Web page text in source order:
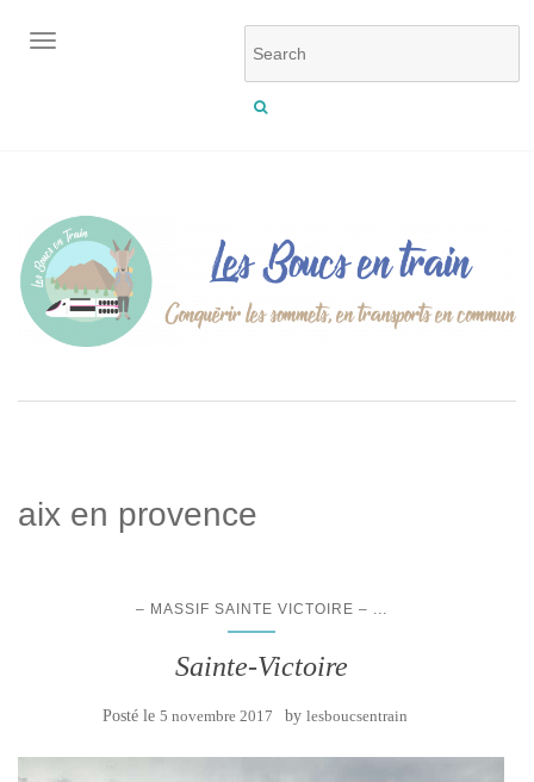
OUVRIR/FERMER LA NAVIGATION
aix en provence
– MASSIF SAINTE VICTOIRE –
Sainte-Victoire
Posté le 5 novembre 2017 by lesboucsentrain